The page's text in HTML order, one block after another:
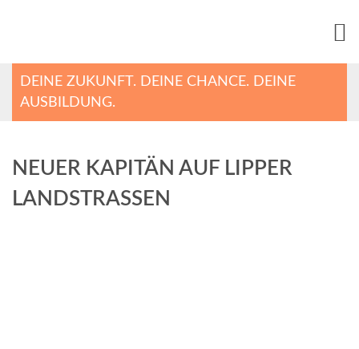
DEINE ZUKUNFT. DEINE CHANCE. DEINE
AUSBILDUNG.
NEUER KAPITÄN AUF LIPPER
LANDSTRASSEN